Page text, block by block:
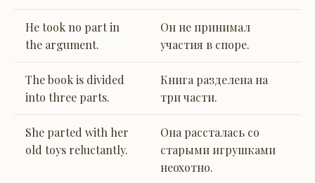
He took no part in
the argument.
Он не принимал
участия в споре.
The book is divided
into three parts.
Книга разделена на
три части.
She parted with her
old toys reluctantly.
Она рассталась со
старыми игрушками
неохотно.